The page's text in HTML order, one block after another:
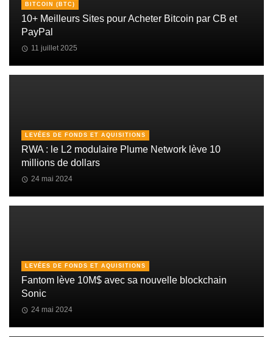
BITCOIN (BTC)
10+ Meilleurs Sites pour Acheter Bitcoin par CB et
PayPal
11 juillet 2025
LEVÉES DE FONDS ET AQUISITIONS
RWA : le L2 modulaire Plume Network lève 10
millions de dollars
24 mai 2024
LEVÉES DE FONDS ET AQUISITIONS
Fantom lève 10M$ avec sa nouvelle blockchain
Sonic
24 mai 2024